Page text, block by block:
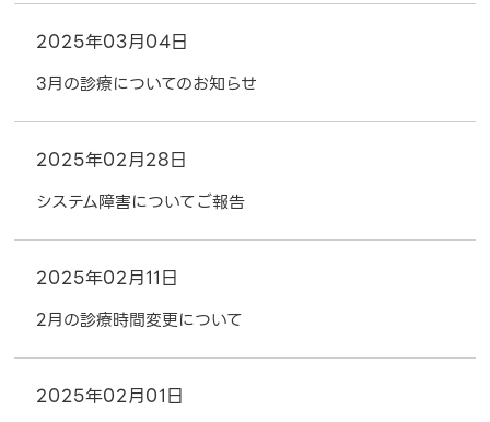
2025年03月04日
3月の診療についてのお知らせ
2025年02月28日
システム障害についてご報告
2025年02月11日
2月の診療時間変更について
2025年02月01日